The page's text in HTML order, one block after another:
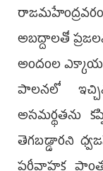
అబద్దాలతో
అందంల
పాలనలో
అసమర్థతను
తెగబడ్డారని